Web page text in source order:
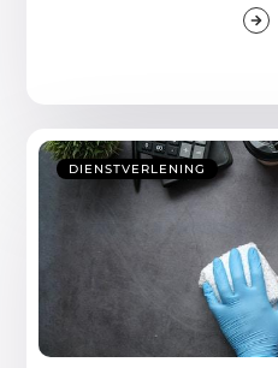
DIENSTVERLENING